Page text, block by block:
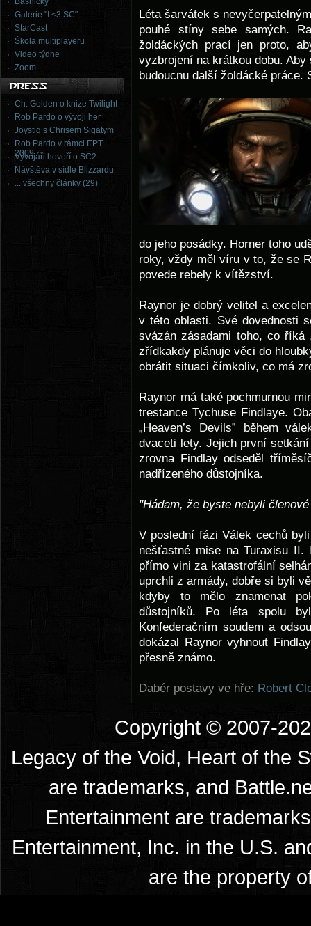
Galerie "I <3 SC"
StarCast
Škola multiplayeru
Video týdne
Zoom
Ch. Golden o knize Twilight
Rob Pardo o vývoji her
Joystiq s Chrisem Sigatym
Rob Pardo v rámci EPT
2009
Vývojáři hovoří o SC2
Návštěva v sídle Blizzardu
... všechny články (29)
Léta šarvátek s
pouhé stíny sebe samých.
žoldáckých prací jen proto,
vyzbrojení na krátkou dobu.
budoucnu další žoldácké práce.
do jeho posádky. Horner toho
roky, vždy měl víru v to, že se
povede rebely k vítězství.
Raynor je dobrý velitel a
v této oblasti. Své dovednosti
svázán zásadami toho, co
zřídkakdy plánuje věci do
obrátit situaci čímkoliv, co má
Raynor má také pochmurnou
trestance Tychuse Findlaye.
„Heaven’s Devils” během
dvaceti lety. Jejich první
zrovna Findlay odseděl
nadřízeného důstojníka.
"Hádam, že byste nebyli
V poslední fázi Válek cechů
nešťastné mise na Turaxisu
přímo vini za katastrofální
uprchli z armády, dobře si byli
kdyby to mělo znamenat
důstojníků. Po léta spolu
Konfederačním soudem a
dokázal Raynor vyhnout
přesně známo.
Dabér postavy ve hře: Robert
Copyright © 2007-
Legacy of the Void, Heart of the
are trademarks, and
Entertainment are
Entertainment, Inc. in the U.S.
are the property